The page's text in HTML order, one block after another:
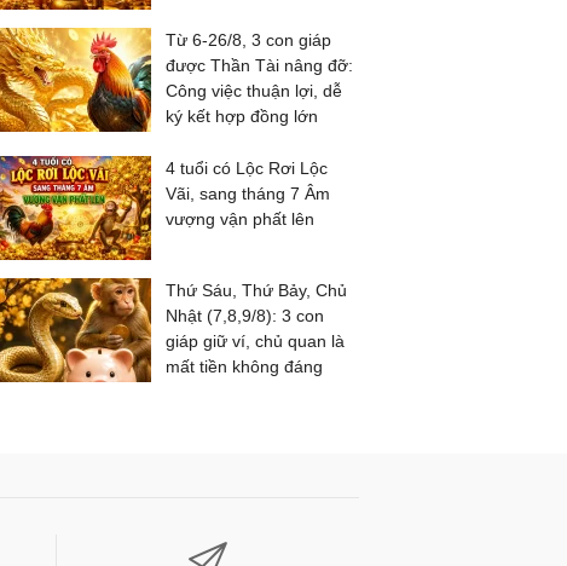
Từ 6-26/8, 3 con giáp
được Thần Tài nâng đỡ:
Công việc thuận lợi, dễ
ký kết hợp đồng lớn
4 tuổi có Lộc Rơi Lộc
Vãi, sang tháng 7 Âm
vượng vận phất lên
Thứ Sáu, Thứ Bảy, Chủ
Nhật (7,8,9/8): 3 con
giáp giữ ví, chủ quan là
mất tiền không đáng